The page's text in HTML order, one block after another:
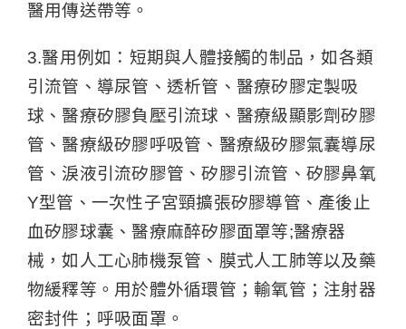
醫用傳送帶等。
3.醫用例如：短期與人體接觸的制品，如各類
引流管、導尿管、透析管、醫療矽膠定製吸
球、醫療矽膠負壓引流球、醫療級顯影劑矽膠
管、醫療級矽膠呼吸管、醫療級矽膠氣囊導尿
管、淚液引流矽膠管、矽膠引流管、矽膠鼻氧
Y型管、一次性子宮頸擴張矽膠導管、產後止
血矽膠球囊、醫療麻醉矽膠面罩等;醫療器
械，如人工心肺機泵管、膜式人工肺等以及藥
物緩釋等。用於體外循環管；輸氧管；注射器
密封件；呼吸面罩。